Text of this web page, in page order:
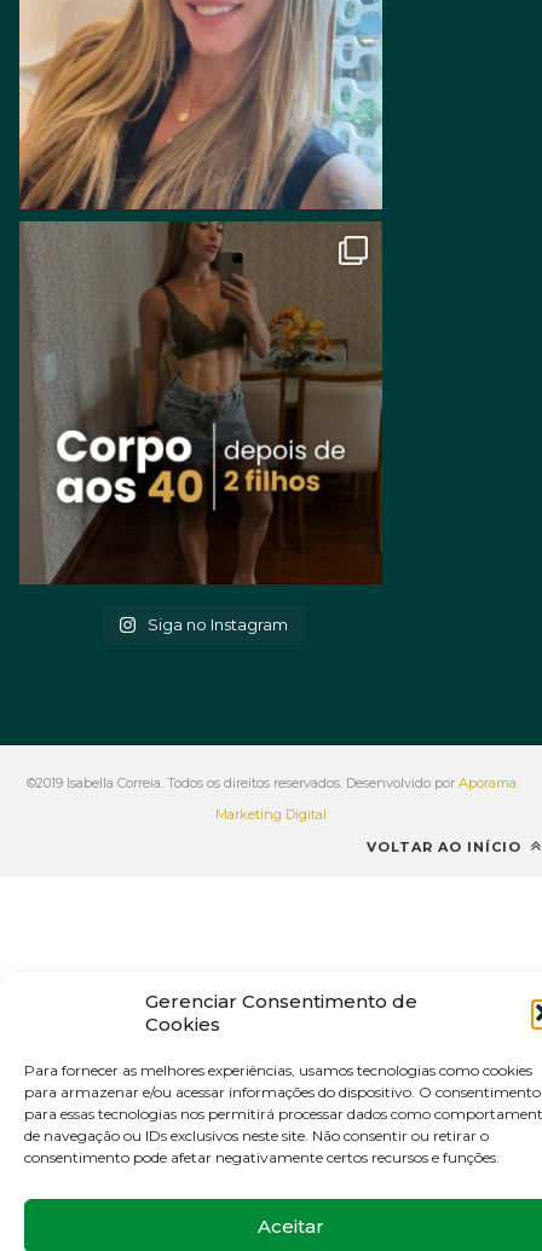
Gerenciar Consentimento de
Cookies
Para fornecer as melhores experiências, usamos tecnologias como cookies
para armazenar e/ou acessar informações do dispositivo. O consentimento
para essas tecnologias nos permitirá processar dados como
de navegação ou IDs exclusivos neste site. Não consentir ou retirar o
consentimento pode afetar negativamente certos recursos e funções.
Aceitar
Siga no Instagram
©2019 Isabella Correia. Todos os direitos reservados. Desenvolvido por Aporama
Marketing Digital
VOLTAR AO INÍCIO